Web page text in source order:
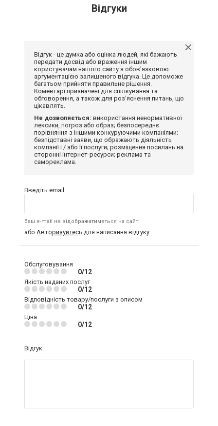
Відгуки
Відгук - це думка або оцінка людей, які бажають
передати досвід або враження іншим
користувачам нашого сайту з обов'язковою
аргументацією залишеного відгука. Це допоможе
багатьом прийняти правильне рішення.
Коментарі призначені для спілкування та
обговорення, а також для роз'яснення питань, що
цікавлять.
Не дозволяється: використання ненормативної
лексики, погроз або образ; безпосереднє
порівняння з іншими конкуруючими компаніями;
безпідставні заяви, що ображають діяльність
компанії і / або її послуги; розміщення посилань на
сторонні інтернет-ресурси; реклама та
самореклама.
Введіть email:
Ваш e-mail не відображатиметься на сайті
або Авторизуйтесь для написання відгуку
Обслуговування
0/12
Якість наданих послуг
0/12
Відповідність товару/послуги з описом
0/12
Ціна
0/12
Відгук: